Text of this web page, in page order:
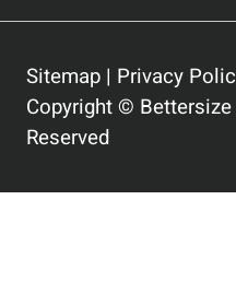
Sitemap | Privacy
Copyright ©
Reserved